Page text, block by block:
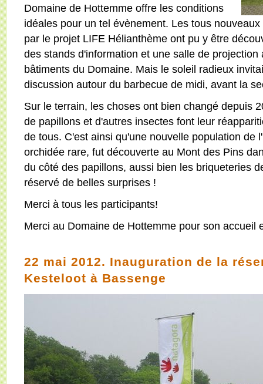
Domaine de Hottemme offre les conditions
idéales pour un tel évènement. Les tous
par le projet LIFE Hélianthème ont pu y être
des stands d'information et une salle de
bâtiments du Domaine. Mais le soleil radieux
discussion autour du barbecue de midi, avant la
Sur le terrain, les choses ont bien changé depuis
de papillons et d'autres insectes font leur
de tous. C'est ainsi qu'une nouvelle population de
orchidée rare, fut découverte au Mont des Pins
du côté des papillons, aussi bien les briqueteries
réservé de belles surprises !
Merci à tous les participants!
Merci au Domaine de Hottemme pour son accueil
22 mai 2012. Inauguration de la
Kesteloot à Bassenge